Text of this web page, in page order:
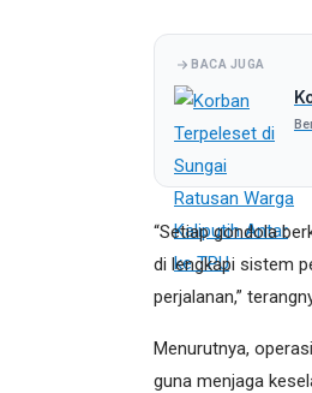
BACA JUGA
“Setiap gondola
di lengkapi sistem
perjalanan,”
Menurutnya,
guna menjaga